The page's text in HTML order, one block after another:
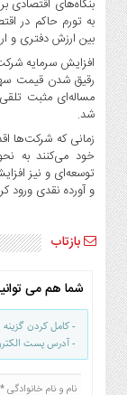
بنگاه‌های اقتصادی
به تورم حاکم در
بین ارزش دفتری و
افزایش سرمایه
رقیق شدن قیمت
مساله‌ای مثبت
شد.
زمانی که شرکت‌ها
خود می‌کنند به
توسعه‌ای و نیز
و آورده نقدی ورود
بازتاب
شما هم می
- کامل کردن
- آدرس پست